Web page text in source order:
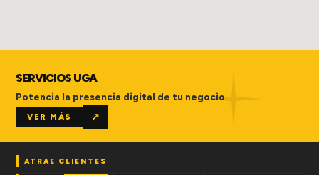
SERVICIOS UGA
Potencia la presencia digital de tu negocio
VER MÁS ↗
ATRAE CLIENTES